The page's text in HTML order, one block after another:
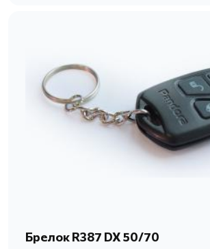
Брелок R387 DX 50/70